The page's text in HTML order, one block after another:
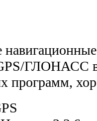
ГЛОНАСС
программ,